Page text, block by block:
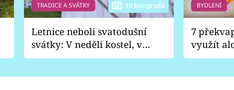
TRADICE A SVÁTKY 10 fotografií
Letnice neboli svatodušní
svátky: V neděli kostel, v
pondělí zábava
BYDLENÍ
7
využít